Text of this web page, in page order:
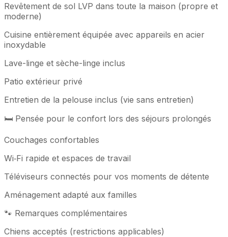
Revêtement de sol LVP dans toute la maison (propre et
moderne)
Cuisine entièrement équipée avec appareils en acier
inoxydable
Lave-linge et sèche-linge inclus
Patio extérieur privé
Entretien de la pelouse inclus (vie sans entretien)
🛏️ Pensée pour le confort lors des séjours prolongés
Couchages confortables
Wi‑Fi rapide et espaces de travail
Téléviseurs connectés pour vos moments de détente
Aménagement adapté aux familles
🐾 Remarques complémentaires
Chiens acceptés (restrictions applicables)